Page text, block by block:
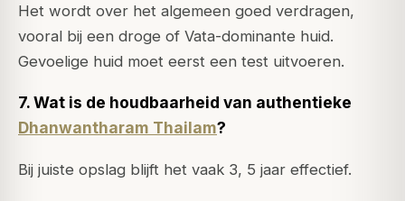
Het wordt over het algemeen goed verdragen,
vooral bij een droge of Vata-dominante huid.
Gevoelige huid moet eerst een test uitvoeren.
7. Wat is de houdbaarheid van authentieke
Dhanwantharam Thailam?
Bij juiste opslag blijft het vaak 3, 5 jaar effectief.